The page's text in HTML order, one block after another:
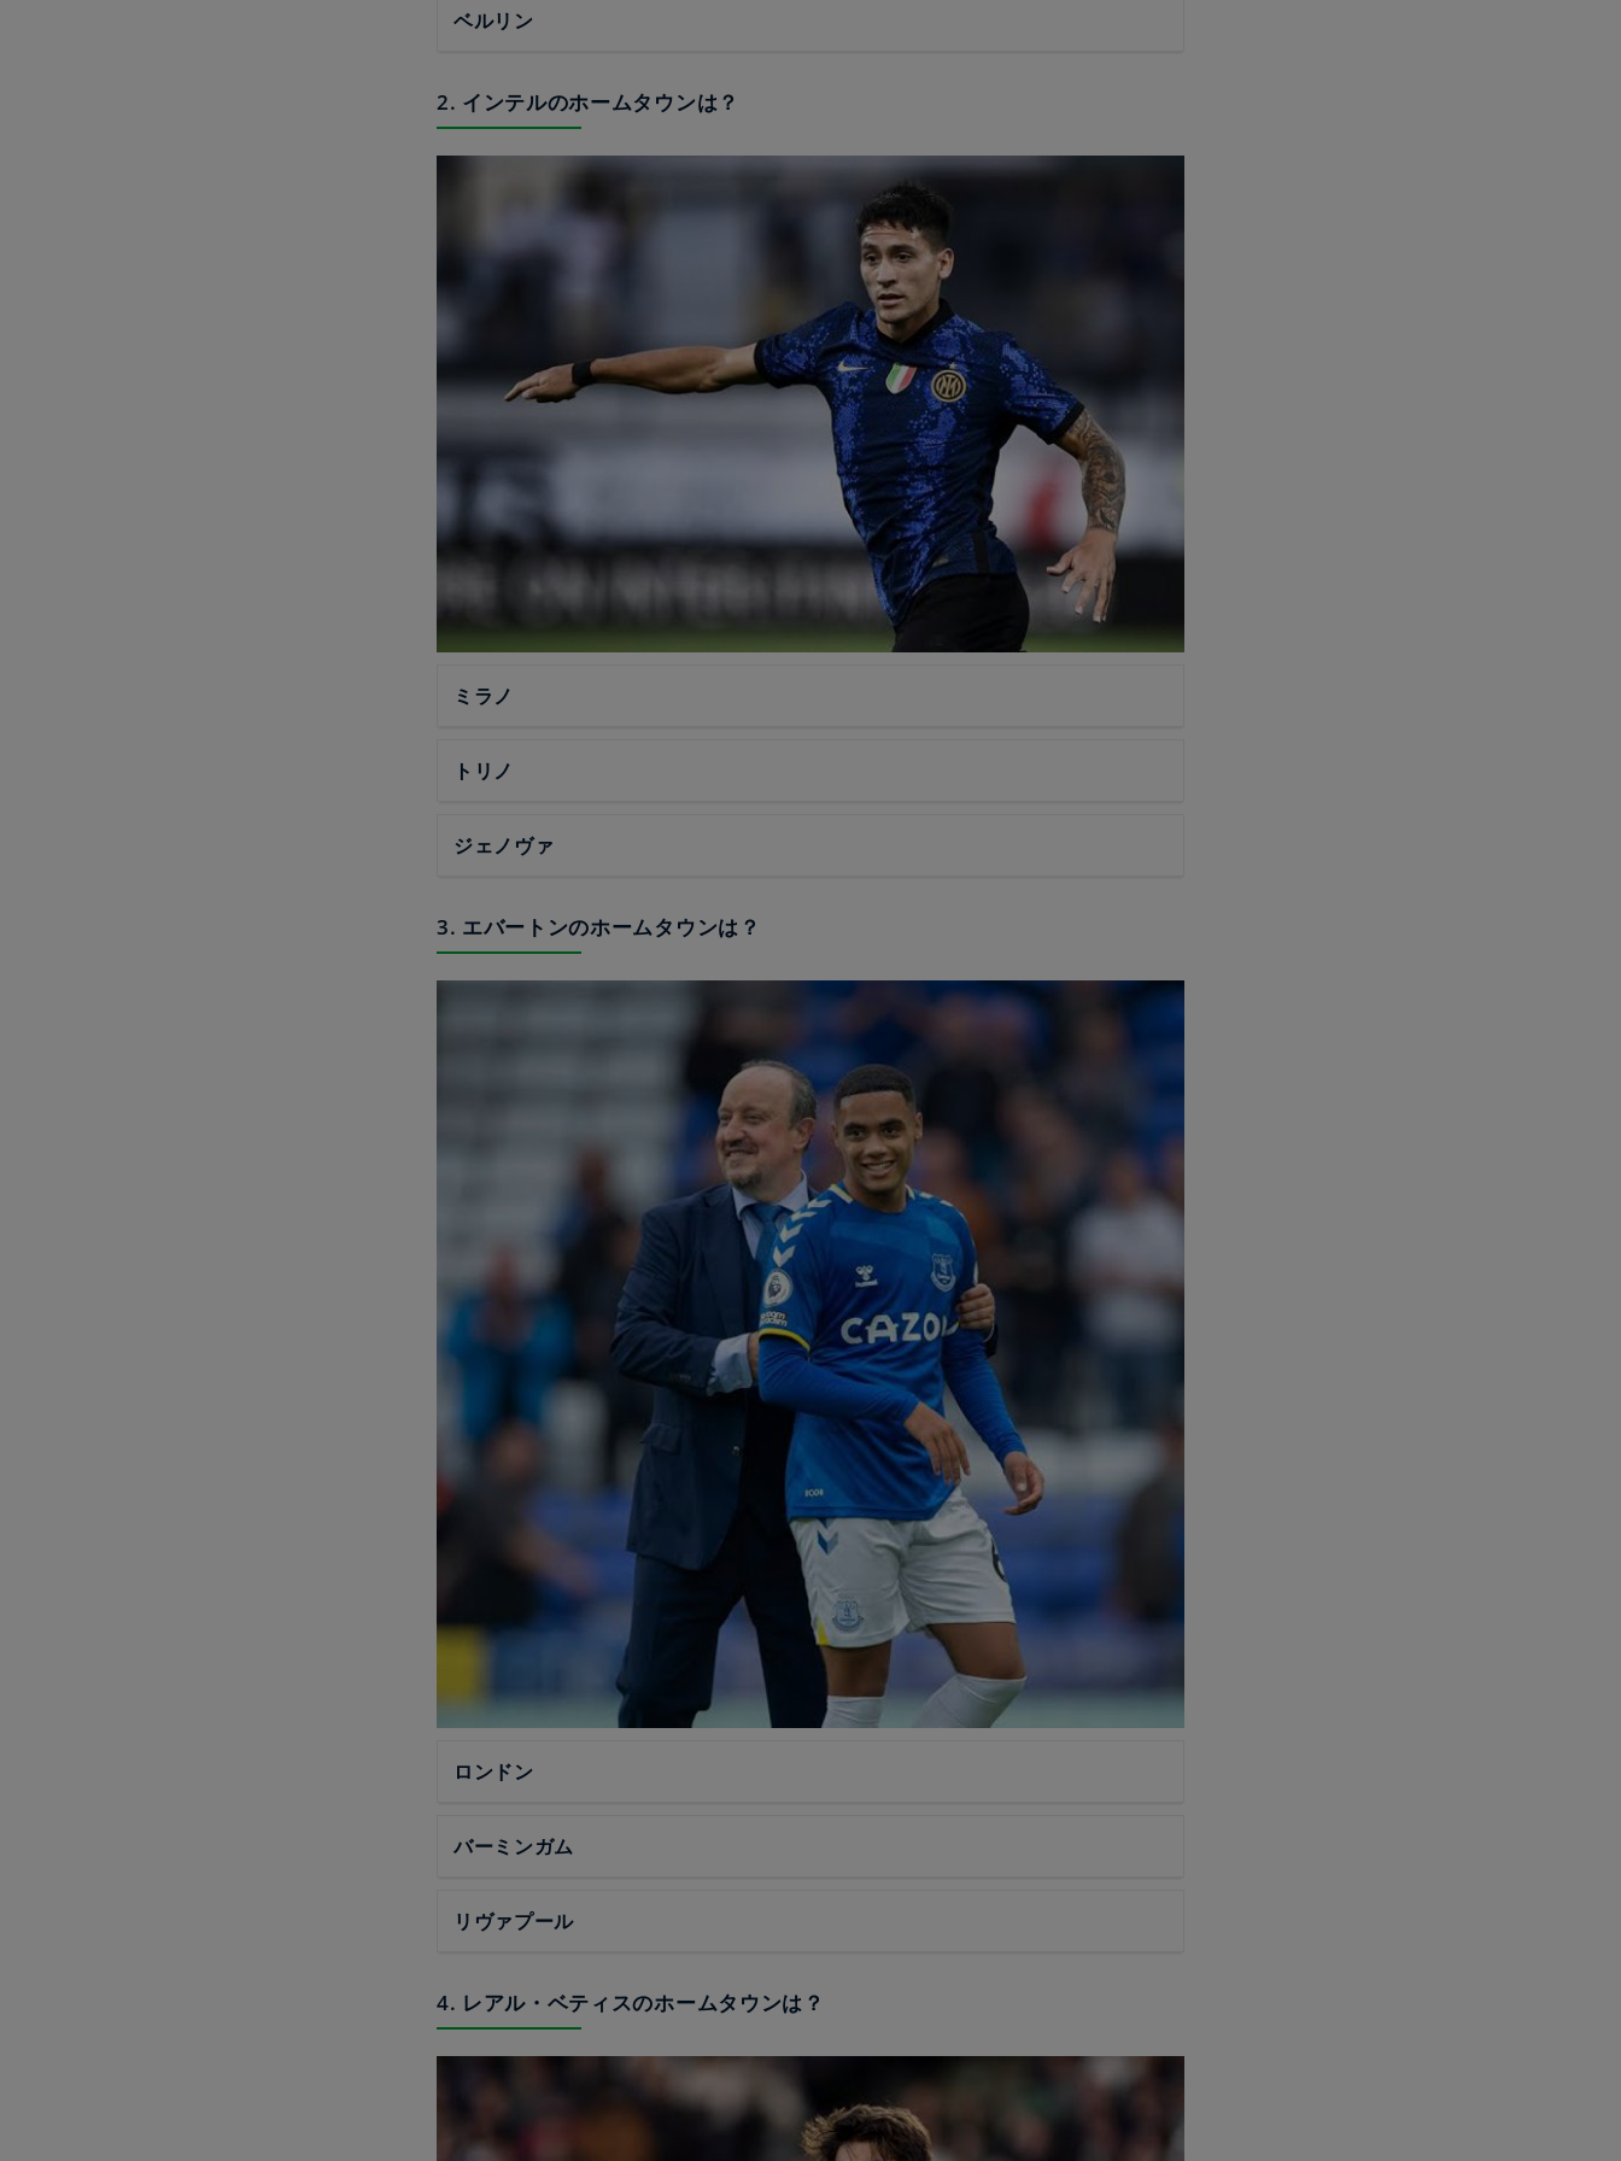
ベルリン
2. インテルのホームタウンは？
ミラノ
トリノ
ジェノヴァ
3. エバートンのホームタウンは？
ロンドン
バーミンガム
リヴァプール
4. レアル・ベティスのホームタウンは？